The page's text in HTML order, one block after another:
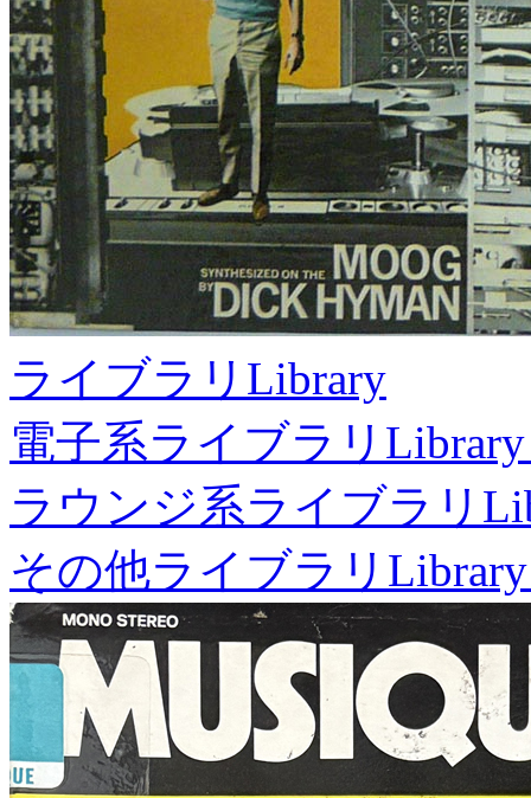
ライブラリ Library
電子系ライブラリ
ラウンジ系ライブラリ
その他ライブラリ